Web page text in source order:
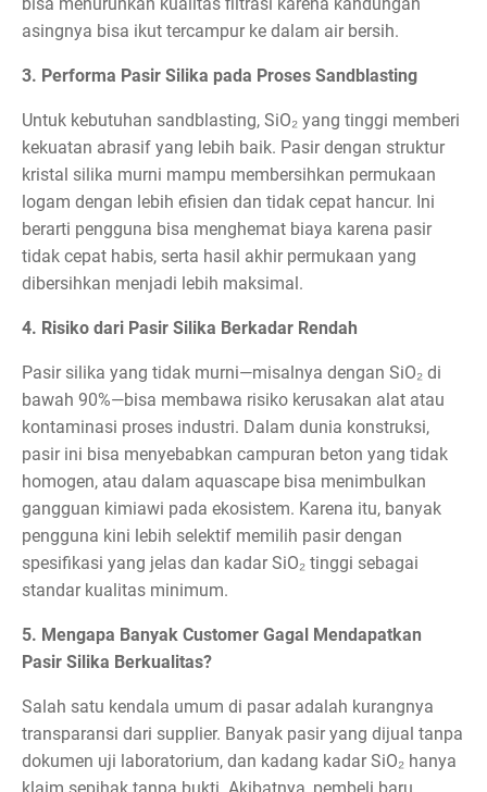
asingnya bisa ikut tercampur ke dalam air bersih.
3. Performa Pasir Silika pada Proses Sandblasting
Untuk kebutuhan sandblasting, SiO₂ yang tinggi memberi
kekuatan abrasif yang lebih baik. Pasir dengan struktur
kristal silika murni mampu membersihkan permukaan
logam dengan lebih efisien dan tidak cepat hancur. Ini
berarti pengguna bisa menghemat biaya karena pasir
tidak cepat habis, serta hasil akhir permukaan yang
dibersihkan menjadi lebih maksimal.
4. Risiko dari Pasir Silika Berkadar Rendah
Pasir silika yang tidak murni—misalnya dengan SiO₂ di
bawah 90%—bisa membawa risiko kerusakan alat atau
kontaminasi proses industri. Dalam dunia konstruksi,
pasir ini bisa menyebabkan campuran beton yang tidak
homogen, atau dalam aquascape bisa menimbulkan
gangguan kimiawi pada ekosistem. Karena itu, banyak
pengguna kini lebih selektif memilih pasir dengan
spesifikasi yang jelas dan kadar SiO₂ tinggi sebagai
standar kualitas minimum.
5. Mengapa Banyak Customer Gagal Mendapatkan
Pasir Silika Berkualitas?
Salah satu kendala umum di pasar adalah kurangnya
transparansi dari supplier. Banyak pasir yang dijual tanpa
dokumen uji laboratorium, dan kadang kadar SiO₂ hanya